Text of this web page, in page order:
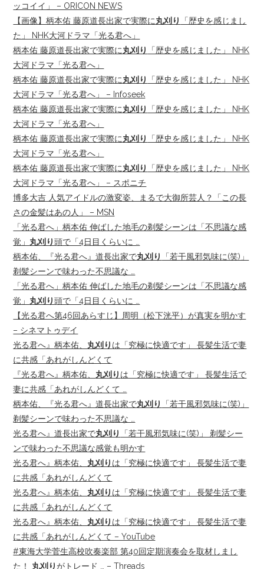
ッコイイ」 – ORICON NEWS
【画像】柄本佑 藤原道長出家で実際に丸刈り
「歴史を感じまし
た」 NHK大河ドラマ「光る君へ」
柄本佑 藤原道長出家で実際に丸刈り
「歴史を感じました」 NHK
大河ドラマ「光る君へ」
柄本佑 藤原道長出家で実際に丸刈り
「歴史を感じました」 NHK
大河ドラマ「光る君へ」 – Infoseek
柄本佑 藤原道長出家で実際に丸刈り
「歴史を感じました」 NHK
大河ドラマ「光る君へ」
柄本佑 藤原道長出家で実際に丸刈り
「歴史を感じました」 NHK
大河ドラマ「光る君へ」
柄本佑 藤原道長出家で実際に丸刈り
「歴史を感じました」 NHK
大河ドラマ「光る君へ」 – スポニチ
博多大吉 人気アイドルの激変姿、まるで大御所芸人？「この長
さの金髪はあの人」 – MSN
「光る君へ」柄本佑 伸ばした地毛の剃髪シーンは「不思議な感
覚」 丸刈り頭で「4日目くらいに …
柄本佑、『光る君へ』道長出家で丸刈り
「若干風邪気味に(笑)」
剃髪シーンで味わった不思議な …
「光る君へ」柄本佑 伸ばした地毛の剃髪シーンは「不思議な感
覚」 丸刈り頭で「4日目くらいに …
【光る君へ第46回あらすじ】周明（松下洸平）が真実を明かす
– シネマトゥデイ
光る君へ』柄本佑、 丸刈り は「究極に快適です」 長髪生活で妻
に共感「あれがしんどくて
『光る君へ』柄本佑、 丸刈り は「究極に快適です」 長髪生活で
妻に共感「あれがしんどくて …
柄本佑、『光る君へ』道長出家で丸刈り
「若干風邪気味に(笑)」
剃髪シーンで味わった不思議な …
光る君へ』道長出家で丸刈り
「若干風邪気味に(笑)」 剃髪シー
ンで味わった不思議な感覚も明かす
光る君へ』柄本佑、 丸刈り は「究極に快適です」 長髪生活で妻
に共感「あれがしんどくて
光る君へ』柄本佑、 丸刈り は「究極に快適です」 長髪生活で妻
に共感「あれがしんどくて
光る君へ』柄本佑、 丸刈り は「究極に快適です」 長髪生活で妻
に共感「あれがしんどくて – YouTube
#東海大学菅生高校吹奏楽部 第40回定期演奏会を取材しまし
た！ 丸刈りがトレード … – Threads